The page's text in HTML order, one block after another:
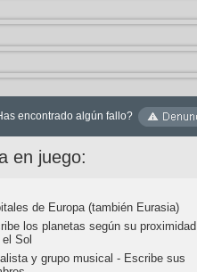
encontrado algún fallo?
en juego:
de Europa (también Eurasia)
los planetas según su proximidad
Sol
y grupo musical - Escribe sus